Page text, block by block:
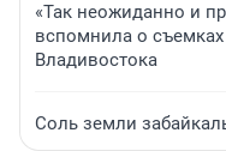
«Так неожиданно и
вспомнила о съемках
Владивостока
Соль земли